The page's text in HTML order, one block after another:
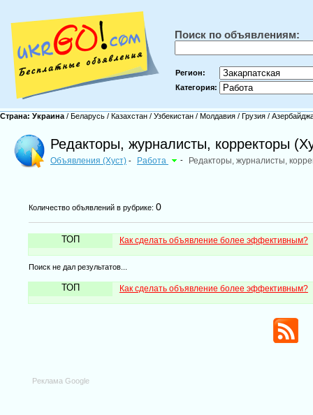
Поиск по объявлениям:
Регион:
Категория:
Страна: Украина / Беларусь / Казахстан / Узбекистан / Молдавия / Грузия /
Редакторы, журналисты, корректоры
Объявления (Хуст) - Работа - Редакторы, журналисты,
Количество объявлений в рубрике: 0
ТОП Как сделать объявление более эффективным?
Поиск не дал результатов...
ТОП Как сделать объявление более эффективным?
Реклама Google